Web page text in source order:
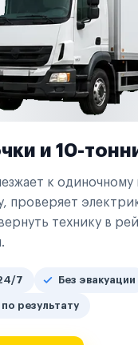
и 10-
к одиночному
проверяет
технику в
7 Без эвакуации
результату